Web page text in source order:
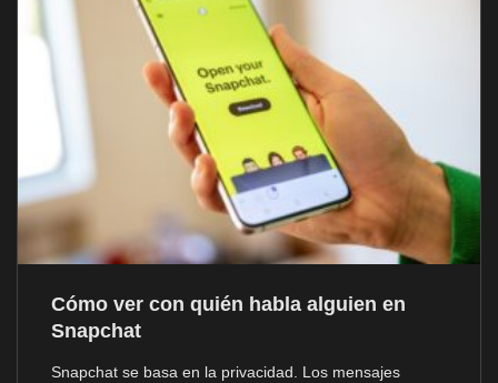
Cómo ver con quién habla alguien en
Snapchat
Snapchat se basa en la privacidad. Los mensajes